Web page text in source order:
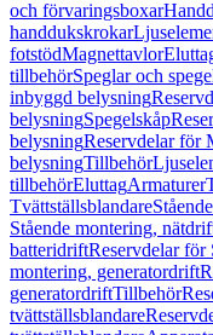
och förvaringsboxar
handdukskrokar
fotstödMagnettavlor
tillbehörSpeglar och
inbyggd belysning
belysningSpegelskåp
belysningReservdelar för
belysningTillbehör
tillbehörEluttagArmaturer
Tvättställsblandare
Stående montering,
batteridriftReservdelar för
montering, generatordrift
generatordriftTillbehör
tvättställsblandare